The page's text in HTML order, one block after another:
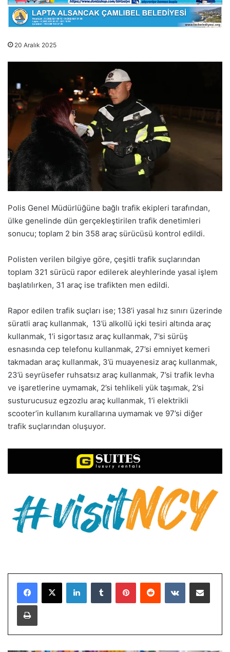
20 Aralık 2025
Polis Genel Müdürlüğüne bağlı trafik ekipleri tarafından,
ülke genelinde dün gerçekleştirilen trafik denetimleri
sonucu; toplam 2 bin 358 araç sürücüsü kontrol edildi.
Polisten verilen bilgiye göre, çeşitli trafik suçlarından
toplam 321 sürücü rapor edilerek aleyhlerinde yasal işlem
başlatılırken, 31 araç ise trafikten men edildi.
Rapor edilen trafik suçları ise; 138’i yasal hız sınırı üzerinde
süratli araç kullanmak, 13’ü alkollü içki tesiri altında araç
kullanmak, 1’i sigortasız araç kullanmak, 7’si sürüş
esnasında cep telefonu kullanmak, 27’si emniyet kemeri
takmadan araç kullanmak, 3’ü muayenesiz araç kullanmak,
23’ü seyrüsefer ruhsatsız araç kullanmak, 7’si trafik levha
ve işaretlerine uymamak, 2’si tehlikeli yük taşımak, 2’si
susturucusuz egzozlu araç kullanmak, 1’i elektrikli
scooter’in kullanım kurallarına uymamak ve 97’si diğer
trafik suçlarından oluşuyor.
LinkedInTumblr PinterestReddit VKontakteE-Posta ile paylaş
Yazdır